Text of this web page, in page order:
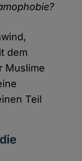
dem
Muslime
Teil